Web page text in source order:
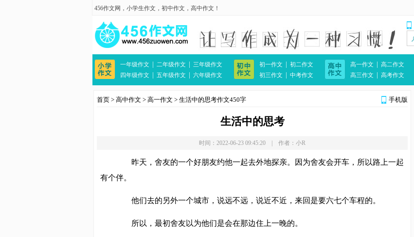
456作文网 ， 小学生作文 ， 初中作文 ， 高中作文 ！
一年级作文 二年级作文
三年级作文
四年级作文
五年级作文 六年级作文
初一作文
初二作文
初三作文
中考作文
高一作文
高二作文
高三作文
高考作文
手机版
首页 > 高中作文 > 高一作文 > 生活中的思考作文450字
生活中的思考
时间：2022-06-23 09:45:20 | 作者：小R
昨天，舍友的一个好朋友约他一起去外地探亲。因为舍友会开车，所以路上一起
有个伴。
他们去的另外一个城市，说远不远，说近不近，来回是要六七个车程的。
所以，最初舍友以为他们是会在那边住上一晚的。